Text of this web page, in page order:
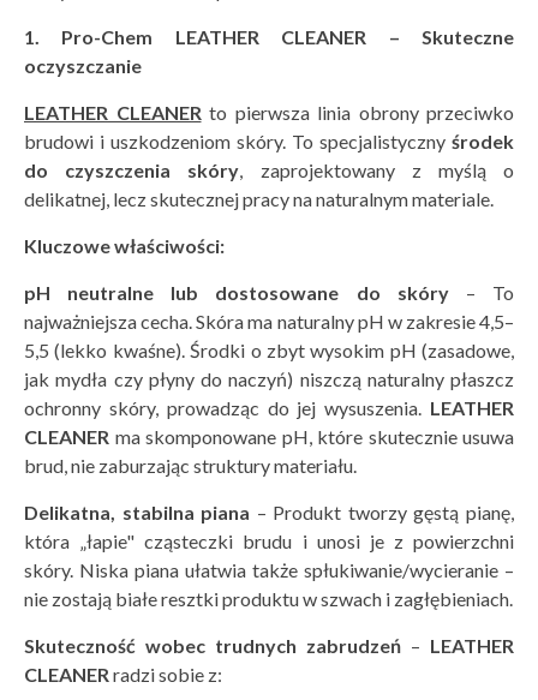
1. Pro-Chem LEATHER CLEANER – Skuteczne
oczyszczanie
LEATHER CLEANER to pierwsza linia obrony przeciwko
brudowi i uszkodzeniom skóry. To specjalistyczny środek
do czyszczenia skóry, zaprojektowany z myślą o
delikatnej, lecz skutecznej pracy na naturalnym materiale.
Kluczowe właściwości:
pH neutralne lub dostosowane do skóry– To
najważniejsza cecha. Skóra ma naturalny pH w zakresie 4,5–
5,5 (lekko kwaśne). Środki o zbyt wysokim pH (zasadowe,
jak mydła czy płyny do naczyń) niszczą naturalny płaszcz
ochronny skóry, prowadząc do jej wysuszenia. LEATHER
CLEANER ma skomponowane pH, które skutecznie usuwa
brud, nie zaburzając struktury materiału.
Delikatna, stabilna piana – Produkt tworzy gęstą pianę,
która „łapie" cząsteczki brudu i unosi je z powierzchni
skóry. Niska piana ułatwia także spłukiwanie/wycieranie –
nie zostają białe resztki produktu w szwach i zagłębieniach.
Skuteczność wobec trudnych zabrudzeń – LEATHER
CLEANER radzi sobie z: